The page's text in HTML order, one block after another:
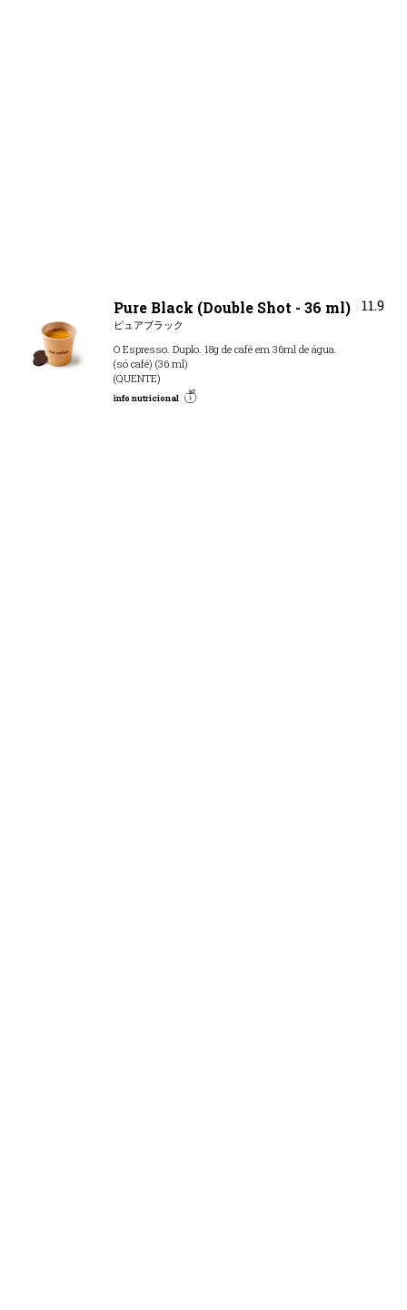
Pure Black (Double Shot - 36 ml)
ピュアブラック
O Espresso. Duplo. 18g de café em 36ml de água.
(só café) (36 ml)
(QUENTE)
info nutricional
11.9